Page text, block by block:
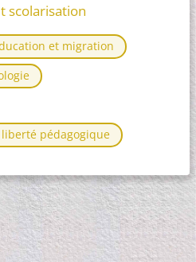
scolarisation
et migration
pédagogique